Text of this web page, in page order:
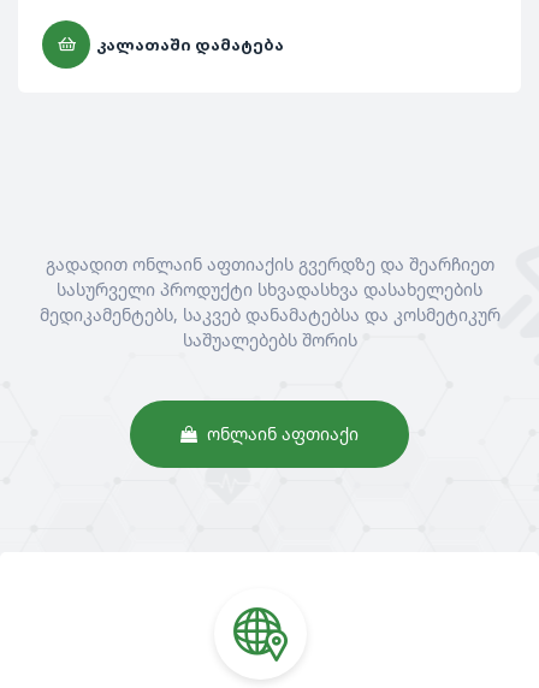
ᲙᲐᲚᲐᲗᲐᲨᲘ ᲓᲐᲛᲐᲢᲔᲑᲐ
გადადით ონლაინ აფთიაქის გვერდზე და შეარჩიეთ
სასურველი პროდუქტი სხვადასხვა დასახელების
მედიკამენტებს, საკვებ დანამატებსა და კოსმეტიკურ
საშუალებებს შორის
ᲝᲜᲚᲐᲘᲜ ᲐᲤᲗᲘᲐᲥᲘ